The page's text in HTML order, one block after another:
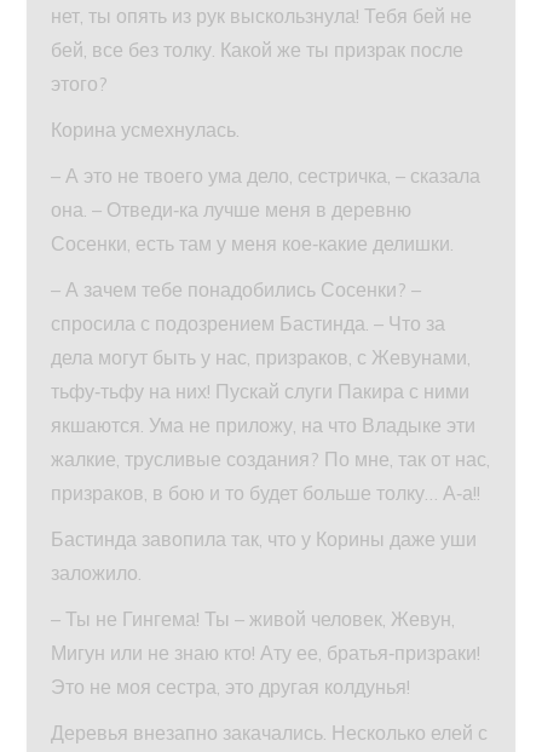
нет, ты опять из рук выскользнула! Тебя бей не
бей, все без толку. Какой же ты призрак после
этого?
Корина усмехнулась.
– А это не твоего ума дело, сестричка, – сказала
она. – Отведи‑ка лучше меня в деревню
Сосенки, есть там у меня кое‑какие делишки.
– А зачем тебе понадобились Сосенки? –
спросила с подозрением Бастинда. – Что за
дела могут быть у нас, призраков, с Жевунами,
тьфу‑тьфу на них! Пускай слуги Пакира с ними
якшаются. Ума не приложу, на что Владыке эти
жалкие, трусливые создания? По мне, так от нас,
призраков, в бою и то будет больше толку… А‑а!!
Бастинда завопила так, что у Корины даже уши
заложило.
– Ты не Гингема! Ты – живой человек, Жевун,
Мигун или не знаю кто! Ату ее, братья‑призраки!
Это не моя сестра, это другая колдунья!
Деревья внезапно закачались. Несколько елей с